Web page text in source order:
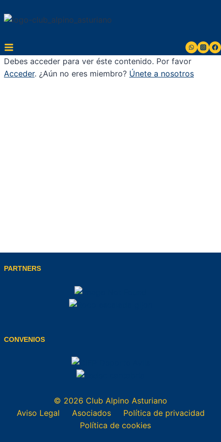
al
Debes acceder para ver éste contenido. Por favor
Acceder. ¿Aún no eres miembro? Únete a nosotros
PARTNERS
CONVENIOS
© 2026 Club Alpino Asturiano
Aviso Legal
Asociados
Política de privacidad
Política de cookies